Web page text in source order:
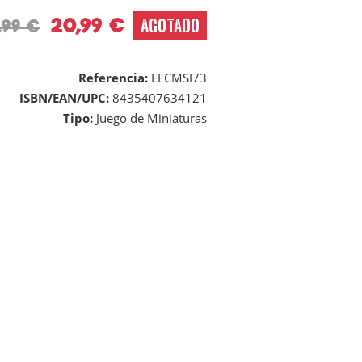
€ 20,99 € AGOTADO
Referencia: EECMSI73
ISBN/EAN/UPC: 8435407634121
Tipo: Juego de Miniaturas